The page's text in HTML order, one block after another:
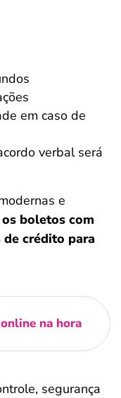
em caso de
verbal será
e
boletos com
crédito para
na hora
segurança